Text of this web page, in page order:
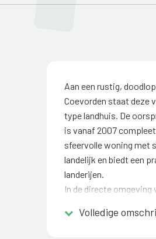
Aan een rustig,
Coevorden staat deze
type landhuis. De
is vanaf 2007
sfeervolle woning met
landelijk en biedt een
landerijen.
In de directe
tijdelijk geplaatste
Volledige